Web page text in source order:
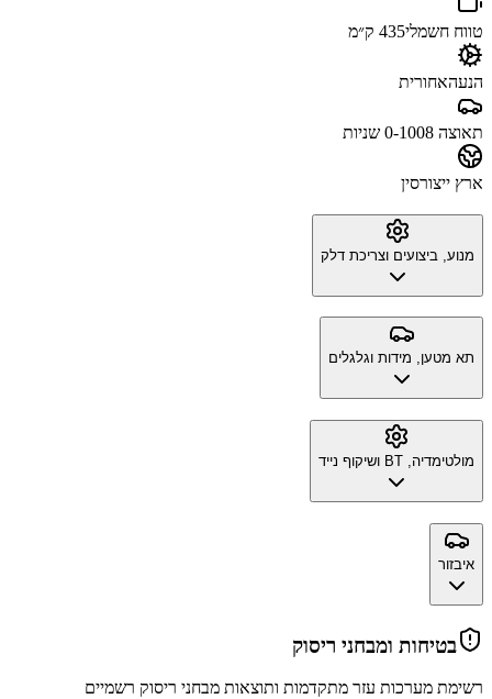
טווח חשמלי435 ק״מ
הנעהאחורית
תאוצה 0-100 8 שניות
ארץ ייצורסין
מנוע, ביצועים וצריכת דלק
תא מטען, מידות וגלגלים
מולטימדיה, BT ושיקוף נייד
איבזור
בטיחות ומבחני ריסוק
רשימת מערכות עזר מתקדמות ותוצאות מבחני ריסוק רשמיים